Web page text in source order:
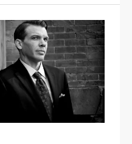
PR文章・ホームページリ